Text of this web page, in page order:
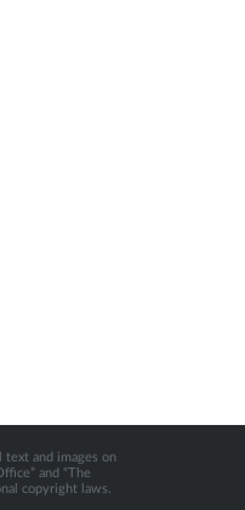
and images on
and “The
copyright laws.